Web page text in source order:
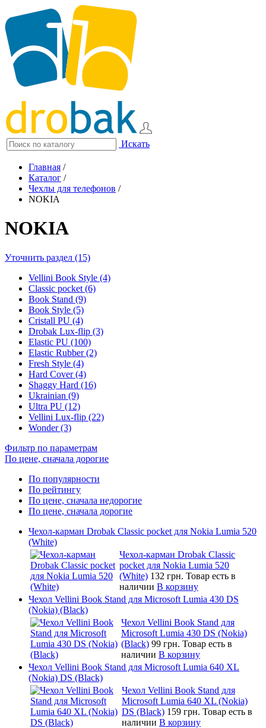
Искать
Главная /
Каталог /
Чехлы для телефонов /
NOKIA
NOKIA
Уточнить раздел (15)
Vellini Book Style (4)
Classic pocket (6)
Book Stand (9)
Book Style (5)
Cristall PU (4)
Drobak Lux-flip (3)
Elastic PU (100)
Elastic Rubber (2)
Fresh Style (4)
Hard Cover (4)
Shaggy Hard (16)
Ukrainian (9)
Ultra PU (12)
Vellini Lux-flip (22)
Wonder (3)
Фильтр по параметрам
По цене, сначала дорогие
По популярности
По рейтингу
По цене, сначала недорогие
По цене, сначала дорогие
Чехол-карман Drobak Classic pocket для Nokia Lumia 520
(White)
Чехол-карман Drobak Classic
pocket для Nokia Lumia 520
(White) 132 грн. Товар есть в
наличии В корзину
Чехол Vellini Book Stand для Microsoft Lumia 430 DS
(Nokia) (Black)
Чехол Vellini Book Stand для
Microsoft Lumia 430 DS (Nokia)
(Black) 99 грн. Товар есть в
наличии В корзину
Чехол Vellini Book Stand для Microsoft Lumia 640 XL
(Nokia) DS (Black)
Чехол Vellini Book Stand для
Microsoft Lumia 640 XL (Nokia)
DS (Black) 159 грн. Товар есть в
наличии В корзину